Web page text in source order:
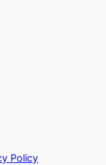
Policy